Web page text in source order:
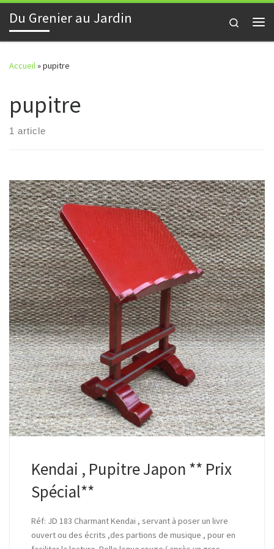
Skip to content
Du Grenier au Jardin
Search
Accueil»pupitre
pupitre
1 article
Kendai , Pupitre Japon ** Prix
Spécial**
Réf: JD 183 Charmant Kendai , servant à poser un livre
ouvert ou des écrits ,des partions de musique , pour en